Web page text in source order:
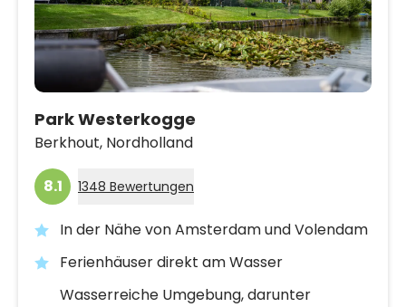
Park Westerkogge
Berkhout, Nordholland
8.1 1348 Bewertungen
In der Nähe von Amsterdam und Volendam
Ferienhäuser direkt am Wasser
Wasserreiche Umgebung, darunter